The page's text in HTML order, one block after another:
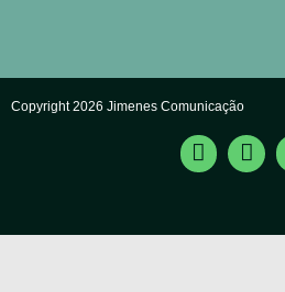
Copyright 2026 Jimenes Comunicação